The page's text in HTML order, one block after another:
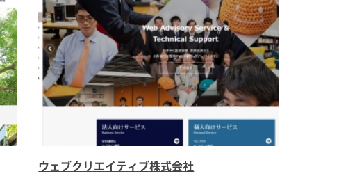
ウェブクリエイティブ株式会社